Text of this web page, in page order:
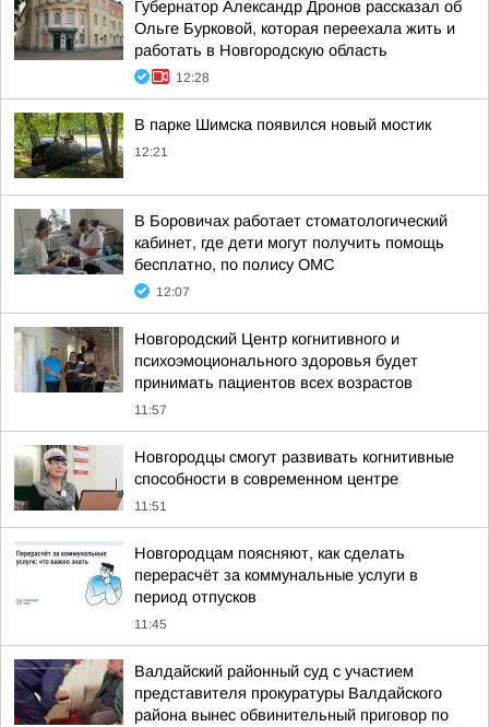
Губернатор Александр Дронов рассказал об
Ольге Бурковой, которая переехала жить и
работать в Новгородскую область
12:28
В парке Шимска появился новый мостик
12:21
В Боровичах работает стоматологический
кабинет, где дети могут получить помощь
бесплатно, по полису ОМС
12:07
Новгородский Центр когнитивного и
психоэмоционального здоровья будет
принимать пациентов всех возрастов
11:57
Новгородцы смогут развивать когнитивные
способности в современном центре
11:51
Новгородцам поясняют, как сделать
перерасчёт за коммунальные услуги в
период отпусков
11:45
Валдайский районный суд с участием
представителя прокуратуры Валдайского
района вынес обвинительный приговор по